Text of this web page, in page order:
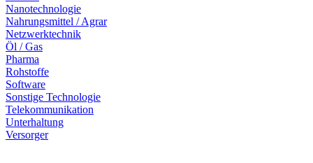
Nanotechnologie
Nahrungsmittel / Agrar
Netzwerktechnik
Öl / Gas
Pharma
Rohstoffe
Software
Sonstige Technologie
Telekommunikation
Unterhaltung
Versorger